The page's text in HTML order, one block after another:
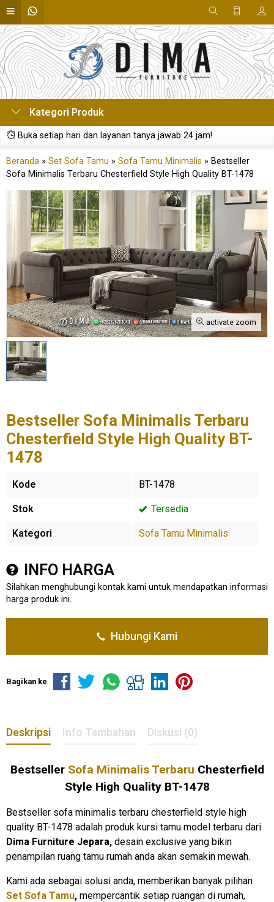
Kategori Produk
Buka setiap hari dan layanan tanya jawab 24 jam!
Beranda » Set Sofa Tamu » Sofa Tamu Minimalis » Bestseller
Sofa Minimalis Terbaru Chesterfield Style High Quality BT-1478
activate zoom
Bestseller Sofa Minimalis Terbaru
Chesterfield Style High Quality BT-
1478
Kode BT-1478
Stok Tersedia
Kategori Sofa Tamu Minimalis
INFO HARGA
Silahkan menghubungi kontak kami untuk mendapatkan informasi
harga produk ini.
Hubungi Kami
Bagikan ke
Deskripsi Info Tambahan Diskusi (0)
Bestseller Sofa Minimalis Terbaru Chesterfield
Style High Quality BT-1478
Bestseller sofa minimalis terbaru chesterfield style high
quality BT-1478 adalah produk kursi tamu model terbaru dari
Dima Furniture Jepara, desain exclusive yang bikin
penampilan ruang tamu rumah anda akan semakin mewah.
Kami ada sebagai solusi anda, memberikan banyak pilihan
Set Sofa Tamu, mempercantik setiap ruangan di rumah,